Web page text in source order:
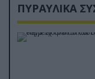
ΠΥΡΑΥΛΙΚΑ